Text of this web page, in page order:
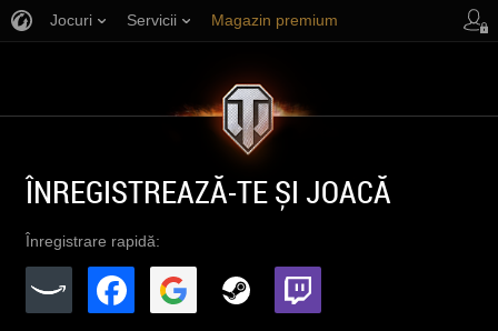
Jocuri Servicii Magazin premium
ÎNREGISTREAZĂ-TE ȘI JOACĂ
Înregistrare rapidă: